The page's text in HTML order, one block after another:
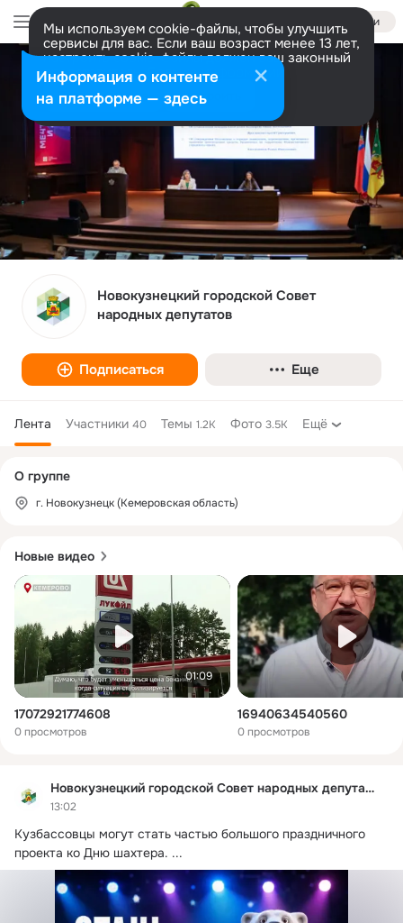
Войти
Мы используем cookie-файлы, чтобы улучшить
сервисы для вас. Если ваш возраст менее 13 лет,
настроить cookie-файлы должен ваш законный
представитель. Больше информации
Разрешить все Настроить
Новокузнецкий городской Совет
народных депутатов
Подписаться Еще
Лента Участники 40 Темы 1.2K Фото 3.5K Ещё
Новые видео
01:09
17072921774608
0 просмотров
16940634540560
0 просмотров
Новокузнецкий городской Совет народных депутатов
13:02
Кузбассовцы могут стать частью большого праздничного
проекта ко Дню шахтера. ...
колонка
О группе
г. Новокузнецк (Кемеровская область)
Информация о контенте
на платформе — здесь